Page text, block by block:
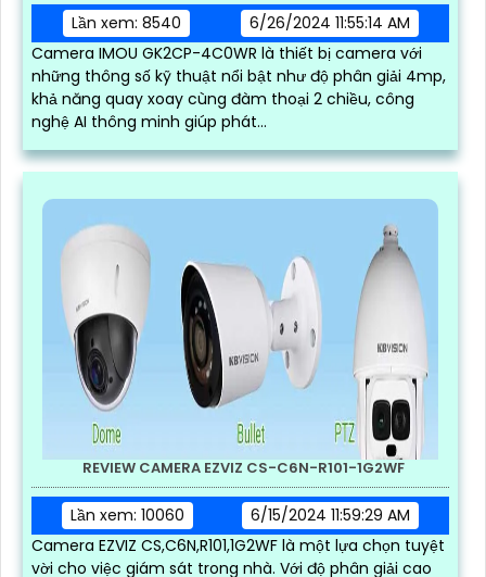
Lần xem: 8540
6/26/2024 11:55:14 AM
Camera IMOU GK2CP-4C0WR là thiết bị camera với
những thông số kỹ thuật nổi bật như độ phân giải 4mp,
khả năng quay xoay cùng đàm thoại 2 chiều, công
nghệ AI thông minh giúp phát...
REVIEW CAMERA EZVIZ CS-C6N-R101-1G2WF
Lần xem: 10060
6/15/2024 11:59:29 AM
Camera EZVIZ CS,C6N,R101,1G2WF là một lựa chọn tuyệt
vời cho việc giám sát trong nhà. Với độ phân giải cao